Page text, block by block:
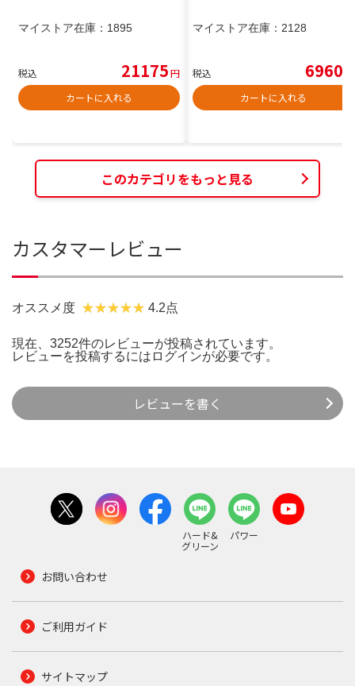
マイストア在庫： 1895
税込 21175円
カートに入れる
マイストア在庫： 2128
税込 6960
カートに入れる
このカテゴリをもっと見る
カスタマーレビュー
オススメ度 4.2点
現在、3252件のレビューが投稿されています。
レビューを投稿するには ログインが必要です。
レビューを書く
ハード&
グリーン
パワー
お問い合わせ
ご利用ガイド
サイトマップ